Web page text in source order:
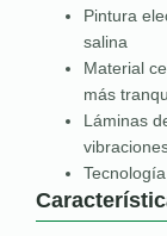
Pintura
salina
Material
más
Láminas